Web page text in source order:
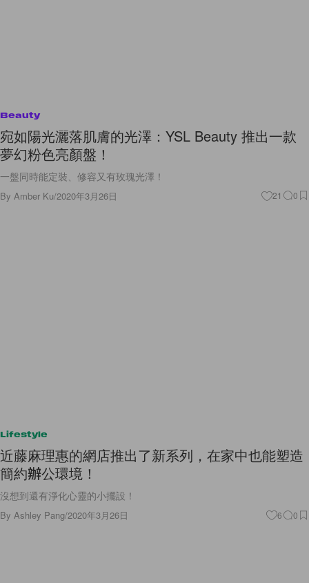
Beauty
宛如陽光灑落肌膚的光澤：YSL Beauty 推出一款
夢幻粉色亮顏盤！
一盤同時能定裝、修容又有玫瑰光澤！
By Amber Ku/2020年3月26日 21 0
Lifestyle
近藤麻理惠的網店推出了新系列，在家中也能塑造
簡約辦公環境！
沒想到還有淨化心靈的小擺設！
By Ashley Pang/2020年3月26日 6 0